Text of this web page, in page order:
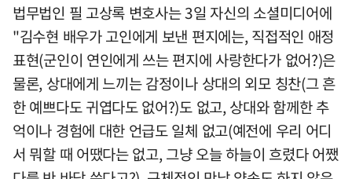
법무법인 필 고상록 변호사는 3일 자신의 소셜미디어에
"김수현 배우가 고인에게 보낸 편지에는, 직접적인 애정
표현(군인이 연인에게 쓰는 편지에 사랑한다가 없어?)은
물론, 상대에게 느끼는 감정이나 상대의 외모 칭찬(그 흔
한 예쁘다도 귀엽다도 없어?)도 없고, 상대와 함께한 추
억이나 경험에 대한 언급도 일체 없고(예전에 우리 어디
서 뭐할 때 어땠다는 없고, 그냥 오늘 하늘이 흐렸다 어쨌